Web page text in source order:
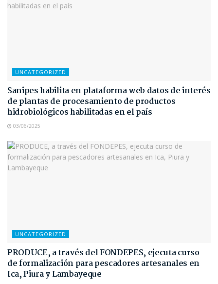
UNCATEGORIZED
Sanipes habilita en plataforma web datos de interés
de plantas de procesamiento de productos
hidrobiológicos habilitadas en el país
03/06/2025
UNCATEGORIZED
PRODUCE, a través del FONDEPES, ejecuta curso
de formalización para pescadores artesanales en
Ica, Piura y Lambayeque